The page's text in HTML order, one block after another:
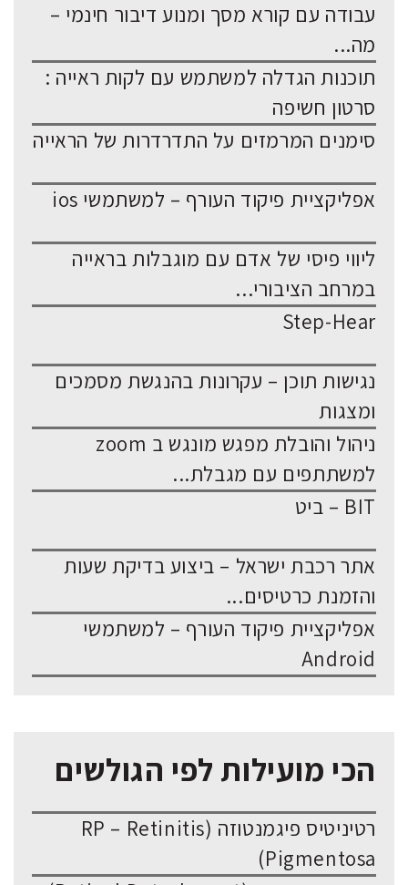
עבודה עם קורא מסך ומנוע דיבור חינמי –
מה...
תוכנות הגדלה למשתמש עם לקות ראייה :
סרטון חשיפה
סימנים המרמזים על התדרדרות של הראייה
אפליקציית פיקוד העורף – למשתמשי ios
ליווי פיסי של אדם עם מוגבלות בראייה
במרחב הציבורי...
Step-Hear
נגישות תוכן – עקרונות בהנגשת מסמכים
ומצגות
ניהול והובלת מפגש מונגש ב zoom
למשתתפים עם מגבלת...
BIT – ביט
אתר רכבת ישראל – ביצוע בדיקת שעות
והזמנת כרטיסים...
אפליקציית פיקוד העורף – למשתמשי
Android
הכי מועילות לפי הגולשים
רטיניטיס פיגמנטוזה (RP – Retinitis
Pigmentosa)